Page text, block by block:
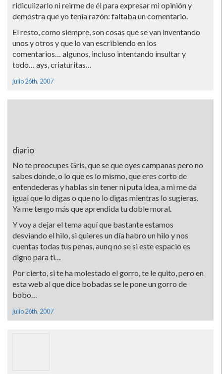
ridiculizarlo ni reirme de él para expresar mi opinión y
demostra que yo tení­a razón: faltaba un comentario.
El resto, como siempre, son cosas que se van inventando
unos y otros y que lo van escribiendo en los
comentarios… algunos, incluso intentando insultar y
todo… ays, criaturitas…
julio 26th, 2007
diario
No te preocupes Gris, que se que oyes campanas pero no
sabes donde, o lo que es lo mismo, que eres corto de
entendederas y hablas sin tener ni puta idea, a mi me da
igual que lo digas o que no lo digas mientras lo sugieras.
Ya me tengo más que aprendida tu doble moral.
Y voy a dejar el tema aquí­ que bastante estamos
desviando el hilo, si quieres un dí­a habro un hilo y nos
cuentas todas tus penas, aunq no se si este espacio es
digno para ti…
Por cierto, si te ha molestado el gorro, te le quito, pero en
esta web al que dice bobadas se le pone un gorro de
bobo…
julio 26th, 2007